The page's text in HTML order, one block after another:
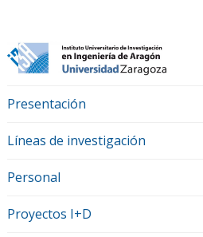
Presentación
Líneas de investigación
Personal
Proyectos I+D